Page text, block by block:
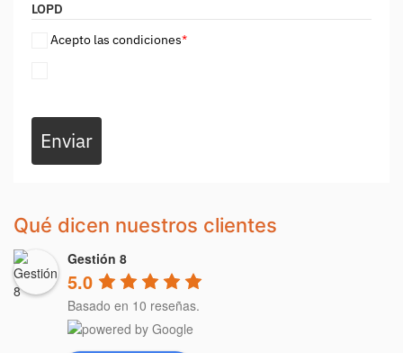
LOPD
Acepto las condiciones*
Enviar
Qué dicen nuestros clientes
Gestión 8
5.0
Basado en 10 reseñas.